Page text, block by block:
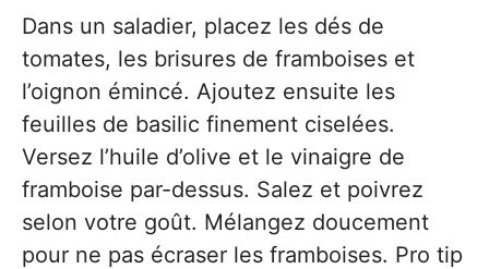
Dans un saladier, placez les dés de
tomates, les brisures de framboises et
l’oignon émincé. Ajoutez ensuite les
feuilles de basilic finement ciselées.
Versez l’huile d’olive et le vinaigre de
framboise par-dessus. Salez et poivrez
selon votre goût. Mélangez doucement
pour ne pas écraser les framboises. Pro tip